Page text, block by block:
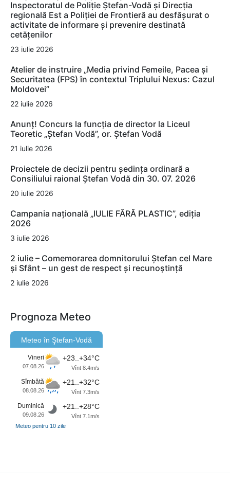
Inspectoratul de Poliție Ștefan-Vodă și Direcția
regională Est a Poliției de Frontieră au desfășurat o
activitate de informare și prevenire destinată
cetățenilor
23 iulie 2026
Atelier de instruire „Media privind Femeile, Pacea și
Securitatea (FPS) în contextul Triplului Nexus: Cazul
Moldovei”
22 iulie 2026
Anunț! Concurs la funcția de director la Liceul
Teoretic „Ștefan Vodă”, or. Ștefan Vodă
21 iulie 2026
Proiectele de decizii pentru ședința ordinară a
Consiliului raional Ștefan Vodă din 30. 07. 2026
20 iulie 2026
Campania națională „IULIE FĂRĂ PLASTIC”, ediția
2026
3 iulie 2026
2 iulie – Comemorarea domnitorului Ștefan cel Mare
și Sfânt – un gest de respect și recunoștință
2 iulie 2026
Prognoza Meteo
Meteo în Ştefan-Vodă
Vineri
07.08.26
+23..+34°C
Vînt 8.4m/s
Sîmbătă
08.08.26
+21..+32°C
Vînt 7.3m/s
Duminică
09.08.26
+21..+28°C
Vînt 7.1m/s
Meteo pentru 10 zile